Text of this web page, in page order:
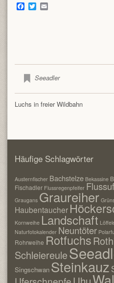
Facebook
TwitterEmail
Seeadler
Luchs in freier Wildbahn
Häufige Schlagwörter
Austernfischer Bachstelze Bekassine
Fischadler Flussregenpfeifer
Graugans Graureiher
Haubentaucher
Kornweihe Landschaft
Naturfotokalender Neuntöter
Rohrweihe Rotfuchs
Schleiereule
Singschwan Steinkauz